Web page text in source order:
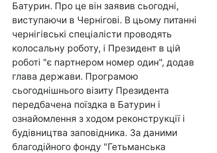
Батурин. Про це він заявив сьогодні,
виступаючи в Чернігові. В цьому питанні
чернігівські спеціалісти проводять
колосальну роботу, і Президент в цій
роботі "є партнером номер один", додав
глава держави. Програмою
сьогоднішнього візиту Президента
передбачена поїздка в Батурин і
ознайомлення з ходом реконструкції і
будівництва заповідника. За даними
благодійного фонду "Гетьманська